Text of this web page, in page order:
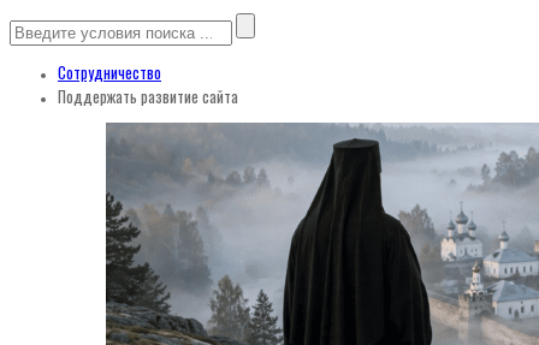
Сотрудничество
Поддержать развитие сайта